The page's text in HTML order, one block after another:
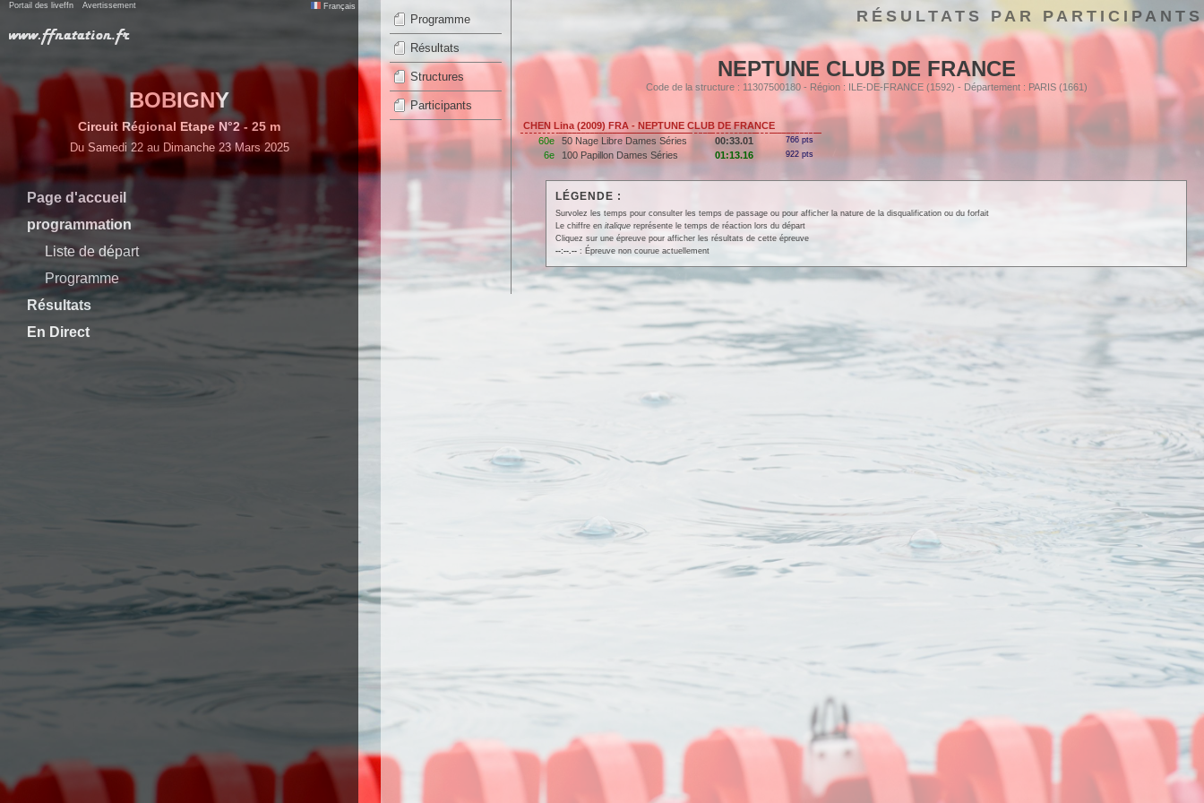
Portail des liveffn Avertissement Français
BOBIGNY
Circuit Régional Etape N°2 - 25 m
Du Samedi 22 au Dimanche 23 Mars 2025
Page d'accueil
programmation
Liste de départ
Programme
Résultats
En Direct
Programme
Résultats
Structures
Participants
RÉSULTATS PAR PARTICIPANTS
NEPTUNE CLUB DE FRANCE
Code de la structure : 11307500180 - Région : ILE-DE-FRANCE (1592) - Département : PARIS (1661)
CHEN Lina (2009) FRA - NEPTUNE CLUB DE FRANCE
60e
50 Nage Libre Dames Séries 00:33.01 766 pts
6e 100 Papillon Dames Séries 01:13.16 922 pts
LÉGENDE :
Survolez les temps pour consulter les temps de passage ou pour afficher la nature de la disqualification ou du forfait
Le chiffre en italiquereprésente le temps de réaction lors du départ
Cliquez sur une épreuve pour afficher les résultats de cette épreuve
--:--.--: Épreuve non courue actuellement